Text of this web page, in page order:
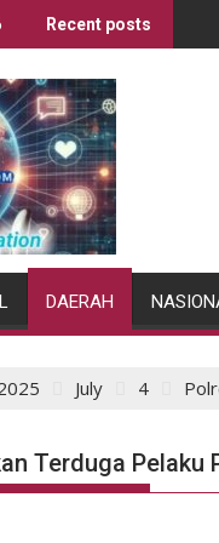
Recent posts
DAERAH
July 4
Terduga Pelaku